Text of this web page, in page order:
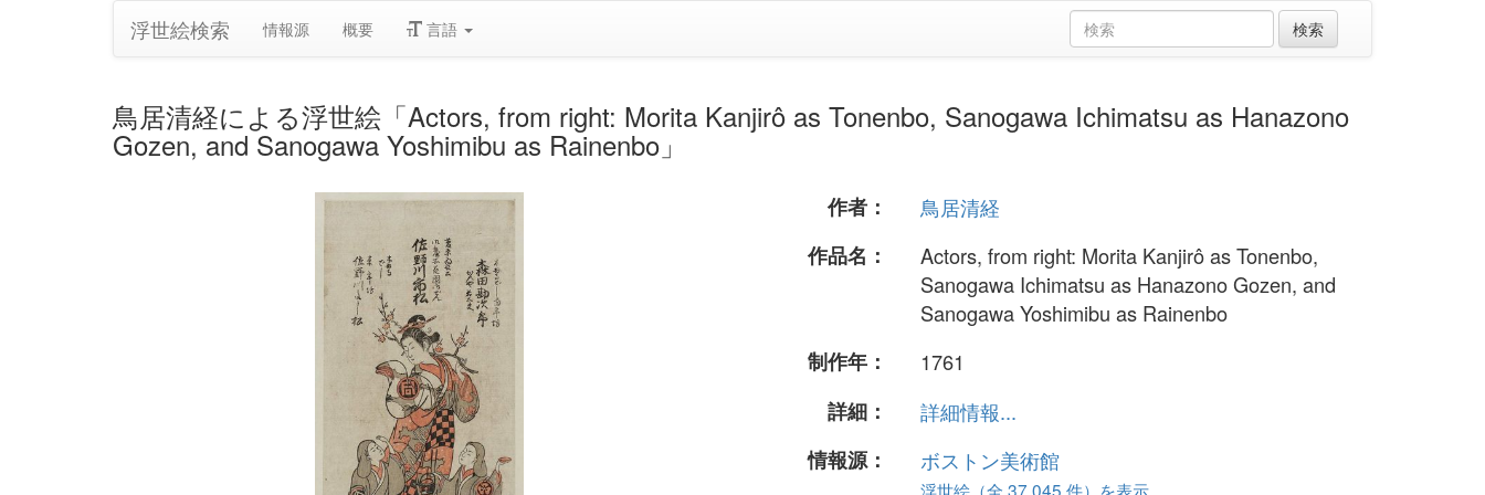
浮世絵検索 情報源 概要 言語
鳥居清経による浮世絵「Actors, from right: Morita Kanjirô as Tonenbo, Sanogawa Ichimatsu as Hanazono
Gozen, and Sanogawa Yoshimibu as Rainenbo」
作者：
鳥居清経
作品名：
Actors, from right: Morita Kanjirô as Tonenbo,
Sanogawa Ichimatsu as Hanazono Gozen, and
Sanogawa Yoshimibu as Rainenbo
制作年：
1761
詳細：
詳細情報...
情報源：
ボストン美術館
浮世絵（全 37,045 件）を表示...